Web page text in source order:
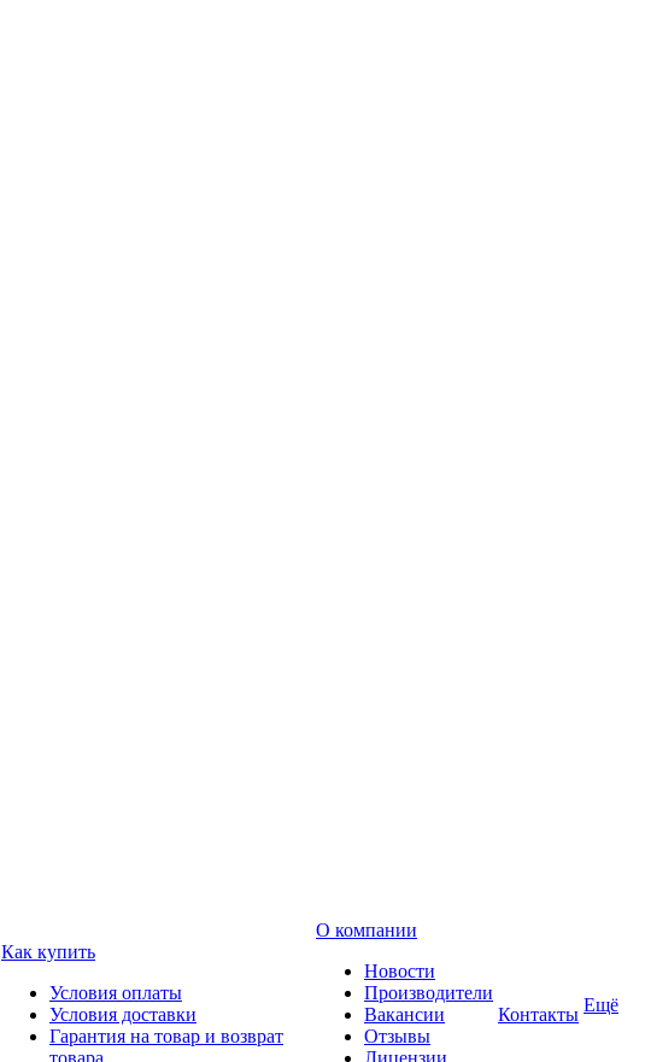
Как купить
Условия оплаты
Условия доставки
Гарантия на товар и возврат
товара
О компании
Новости
Производители
Вакансии
Отзывы
Лицензии
Контакты Ещё